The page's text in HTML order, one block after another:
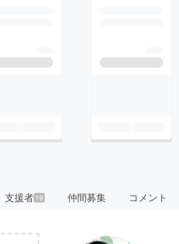
支援者 19 仲間募集 コメント